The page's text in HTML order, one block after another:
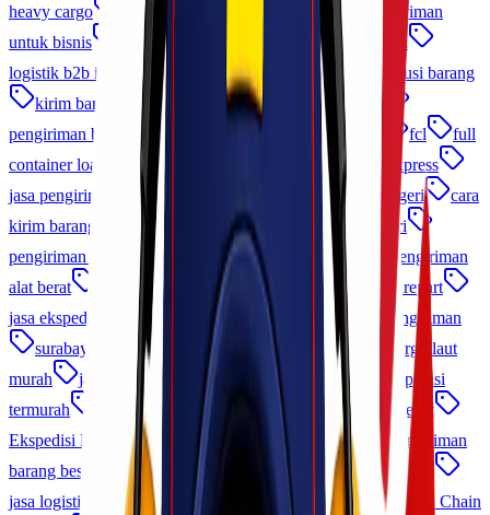
heavy cargo
charter cargo ekspedisi cepat
pengiriman
untuk bisnis
logistik proyek
Cargo Udara Indonesia
logistik b2b indonesia
jasa kirim perusahaan
distribusi barang
kirim barang lewat udara
jasa pengiriman udara
pengiriman barang elektronik
pengiriman via udara fcl
full
container load
memilih jasa cargo
cek resi lionel express
jasa pengiriman domestik
tips kirim barang ke luar negeri
cara
kirim barang ke luar negeri
kirim barang ke luar negeri
pengiriman cargo udara
jasa pengiriman pakaian
pengiriman
alat berat
pengiriman sparepart
jasa pengiriman sparepart
jasa ekspedisi jakarta
cargo udara murah
promo pengiriman
surabaya makassar
trucking surabaya jakarta
cargo laut
murah
jakarta makassar jasa ekspedisi cargo
ekspedisi
termurah
Cargo Cepat dan Aman
jasa pengiriman cepat
Ekspedisi Laut Udara
pengiriman alat kesehatan
pengiriman
barang besar
cargo antar pulau
jasa kirim barang murah
jasa logistik terpercaya
ekspedisi jakarta morowali
Cold Chain